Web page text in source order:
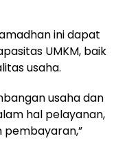
ini dapat
UMKM, baik
usaha.
usaha dan
hal pelayanan,
pembayaran,”